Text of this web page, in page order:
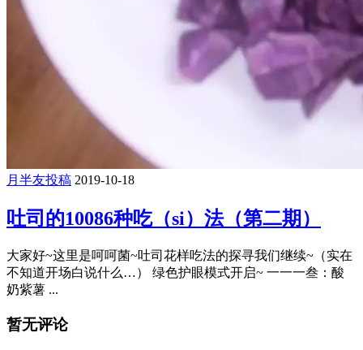
月半友投稿 2019-10-18
吐司的10086种吃（si）法（第二期）
大家好~这里是呵呵菌~吐司花样吃法的探寻我们继续~（实在
不知道开场白说什么…） 绿色护眼模式开启~ 一一一叁：酸
奶紫薯 ...
暂无评论